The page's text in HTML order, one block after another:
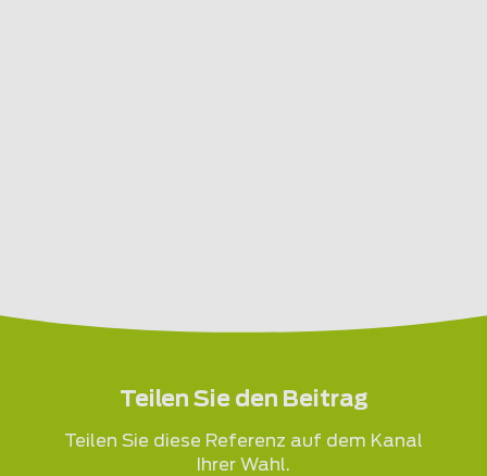
Teilen Sie den Beitrag
Teilen Sie diese Referenz auf dem Kanal
Ihrer Wahl.